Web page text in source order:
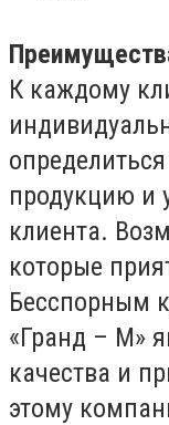
К каждому
продукцию и
клиента.
которые
Бесспорным
«Гранд – М»
качества и
этому